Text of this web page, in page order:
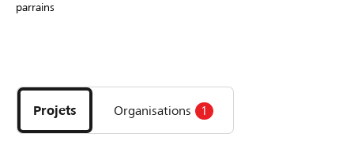
DE FR IT
parrains
les
projets
et
Projets Organisations 1